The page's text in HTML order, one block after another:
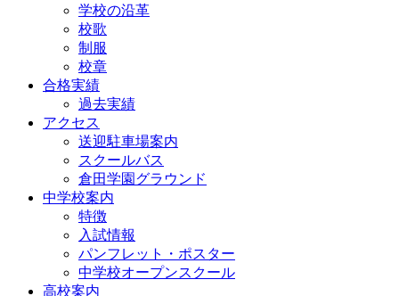
学校の沿革
校歌
制服
校章
合格実績
過去実績
アクセス
送迎駐車場案内
スクールバス
倉田学園グラウンド
中学校案内
特徴
入試情報
パンフレット・ポスター
中学校オープンスクール
高校案内